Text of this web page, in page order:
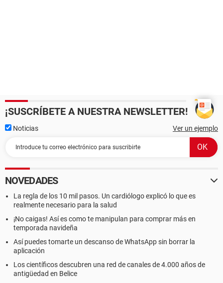
¡SUSCRÍBETE A NUESTRA NEWSLETTER!
Noticias Ver un ejemplo
NOVEDADES
La regla de los 10 mil pasos. Un cardiólogo explicó lo que es
realmente necesario para la salud
¡No caigas! Así es como te manipulan para comprar más en
temporada navideña
Así puedes tomarte un descanso de WhatsApp sin borrar la
aplicación
Los científicos descubren una red de canales de 4.000 años de
antigüedad en Belice